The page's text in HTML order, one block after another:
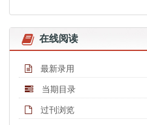
在线阅读
最新录用
当期目录
过刊浏览